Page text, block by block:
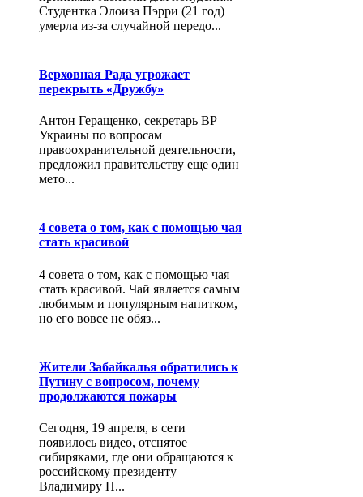
Студентка Элоиза Пэрри (21 год)
умерла из-за случайной передо...
Верховная Рада угрожает
перекрыть «Дружбу»
Антон Геращенко, секретарь ВР
Украины по вопросам
правоохранительной деятельности,
предложил правительству еще один
мето...
4 совета о том, как с помощью чая
стать красивой
4 совета о том, как с помощью чая
стать красивой. Чай является самым
любимым и популярным напитком,
но его вовсе не обяз...
Жители Забайкалья обратились к
Путину с вопросом, почему
продолжаются пожары
Сегодня, 19 апреля, в сети
появилось видео, отснятое
сибиряками, где они обращаются к
российскому президенту
Владимиру П...